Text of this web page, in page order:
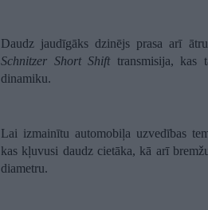
Daudz jaudīgāks dzinējs prasa arī
Schnitzer Short Shifttransmisija, kas
dinamiku.
Lai izmainītu automobiļa uzvedības
kas kļuvusi daudz cietāka, kā arī
diametru.